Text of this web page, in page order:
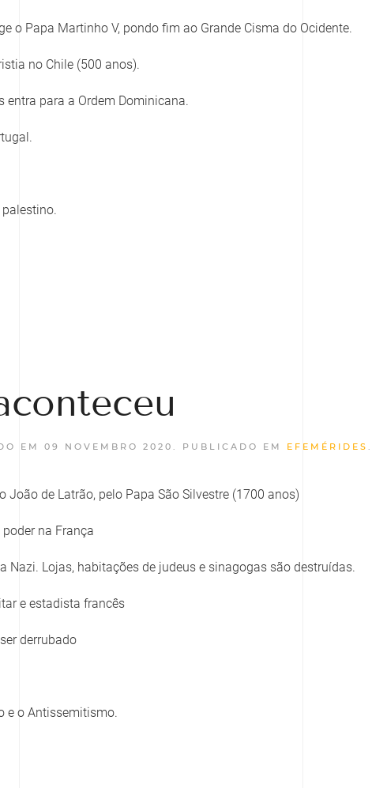
o Papa Martinho V, pondo fim ao Grande Cisma do Ocidente.
no Chile (500 anos).
entra para a Ordem Dominicana.
EM 09 NOVEMBRO 2020 . PUBLICADO EM EFEMÉRIDES .
João de Latrão, pelo Papa São Silvestre (1700 anos)
na França
Nazi. Lojas, habitações de judeus e sinagogas são destruídas.
e estadista francês
derrubado
e o Antissemitismo.